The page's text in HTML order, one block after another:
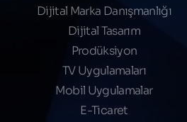
Dijital Marka Danışmanlığı
Dijital Tasarım
Prodüksiyon
TV Uygulamaları
Mobil Uygulamalar
E-Ticaret